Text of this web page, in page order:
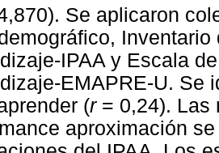
Se aplicaron
IPAA y Escala
EMAPRE-U. Se
(r = 0,24). Las
aproximación